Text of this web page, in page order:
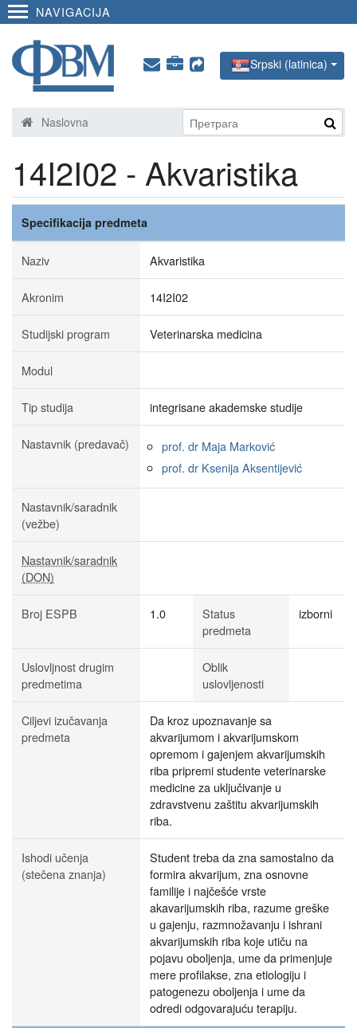
NAVIGACIJA
Srpski (latinica)
Naslovna
14I2I02 - Akvaristika
Specifikacija predmeta
Naziv Akvaristika
Akronim 14I2I02
Studijski program Veterinarska medicina
Modul
Tip studija integrisane akademske studije
Nastavnik (predavač)
prof. dr Maja Marković
prof. dr Ksenija Aksentijević
Nastavnik/saradnik
(vežbe)
Nastavnik/saradnik
(DON)
Broj ESPB 1.0
Status
predmeta
izborni
Uslovljnost drugim
predmetima
Oblik
uslovljenosti
Ciljevi izučavanja
predmeta
Da kroz upoznavanje sa
akvarijumom i akvarijumskom
opremom i gajenjem akvarijumskih
riba pripremi studente veterinarske
medicine za uključivanje u
zdravstvenu zaštitu akvarijumskih
riba.
Ishodi učenja
(stečena znanja)
Student treba da zna samostalno da
formira akvarijum, zna osnovne
familije i najčešće vrste
akavarijumskih riba, razume greške
u gajenju, razmnožavanju i ishrani
akvarijumskih riba koje utiču na
pojavu oboljenja, ume da primenjuje
mere profilakse, zna etiologiju i
patogenezu oboljenja i ume da
odredi odgovarajuću terapiju.